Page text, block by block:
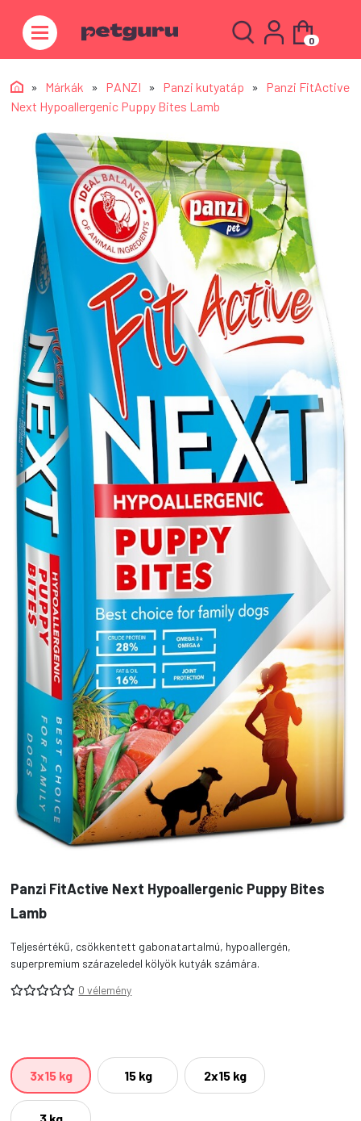
0
» Márkák » PANZI » Panzi kutyatáp » Panzi FitActive
Next Hypoallergenic Puppy Bites Lamb
Panzi FitActive Next Hypoallergenic Puppy Bites
Lamb
Teljesértékű, csökkentett gabonatartalmú, hypoallergén,
superpremium szárazeledel kölyök kutyák számára.
0 vélemény
3x15 kg 15 kg 2x15 kg